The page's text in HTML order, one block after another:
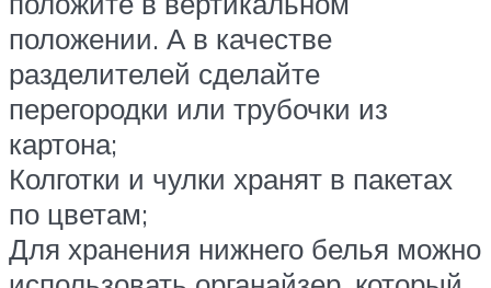
положении. А в качестве
разделителей сделайте
перегородки или трубочки из
картона;
Колготки и чулки хранят в пакетах
по цветам;
Для хранения нижнего белья можно